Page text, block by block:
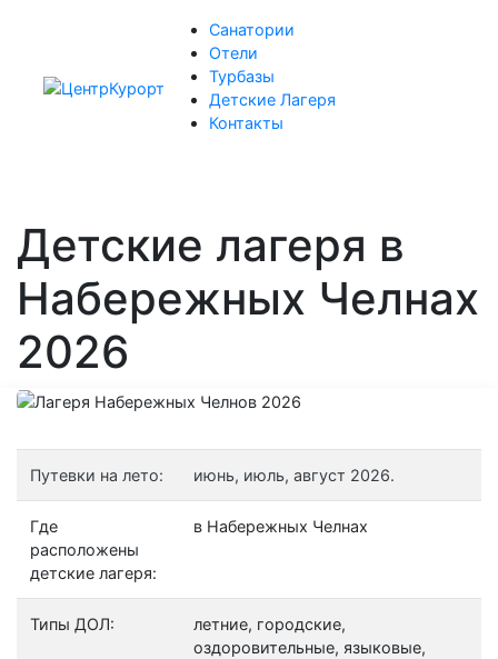
Санатории
Отели
Турбазы
Детские Лагеря
Контакты
Детские лагеря в
Набережных Челнах
2026
Путевки на лето: июнь, июль, август 2026.
Где
расположены
детские лагеря:
в Набережных Челнах
Типы ДОЛ:
летние, городские,
оздоровительные, языковые,